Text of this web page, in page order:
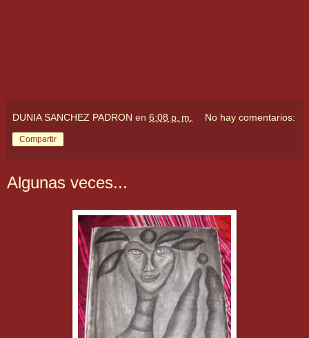
DUNIA SANCHEZ PADRON en 6:08 p. m. No hay comentarios:
Compartir
Algunas veces...